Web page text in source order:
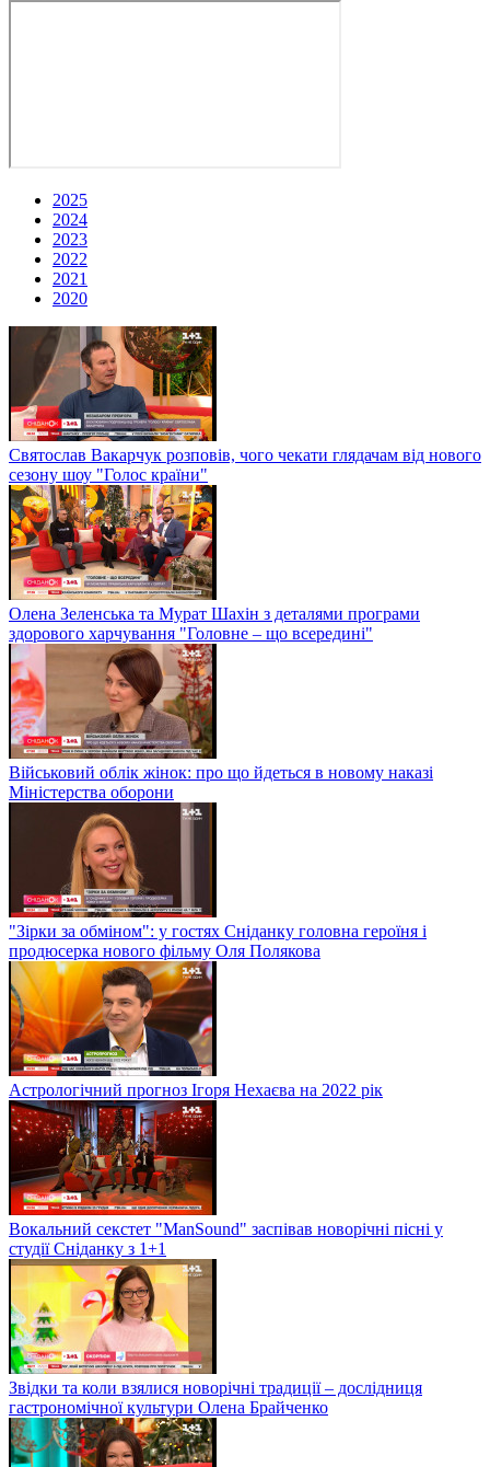
2025
2024
2023
2022
2021
2020
Святослав Вакарчук розповів, чого чекати глядачам від нового
сезону шоу "Голос країни"
Олена Зеленська та Мурат Шахін з деталями програми
здорового харчування "Головне – що всередині"
Військовий облік жінок: про що йдеться в новому наказі
Міністерства оборони
"Зірки за обміном": у гостях Сніданку головна героїня і
продюсерка нового фільму Оля Полякова
Астрологічний прогноз Ігоря Нехаєва на 2022 рік
Вокальний секстет "ManSound" заспівав новорічні пісні у
студії Сніданку з 1+1
Звідки та коли взялися новорічні традиції – дослідниця
гастрономічної культури Олена Брайченко